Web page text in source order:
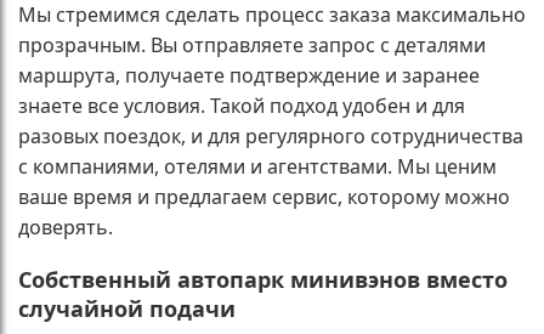
Мы стремимся сделать процесс заказа максимально
прозрачным. Вы отправляете запрос с деталями
маршрута, получаете подтверждение и заранее
знаете все условия. Такой подход удобен и для
разовых поездок, и для регулярного сотрудничества
с компаниями, отелями и агентствами. Мы ценим
ваше время и предлагаем сервис, которому можно
доверять.
Собственный автопарк минивэнов вместо
случайной подачи